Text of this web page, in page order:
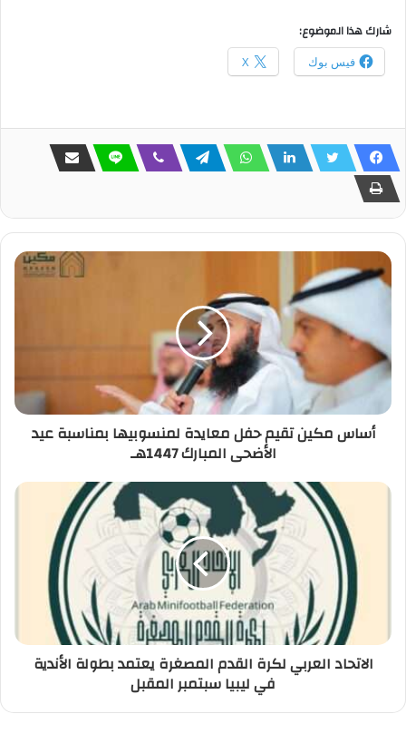
شارك هذا الموضوع:
فيس بوك X
أساس مكين تقيم حفل معايدة لمنسوبيها بمناسبة عيد
الأضحى المبارك 1447هـ
الاتحاد العربي لكرة القدم المصغرة يعتمد بطولة الأندية
في ليبيا سبتمبر المقبل